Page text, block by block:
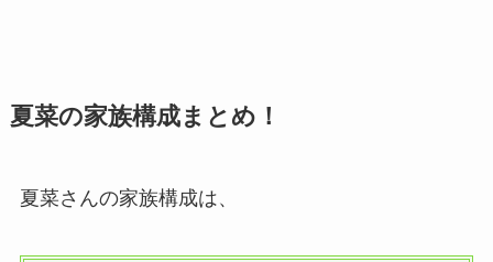
夏菜の家族構成まとめ！
夏菜さんの家族構成は、